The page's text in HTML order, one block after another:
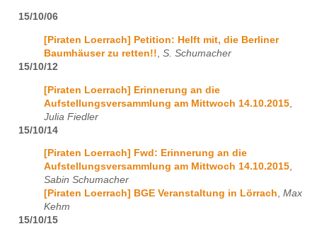
15/10/06
[Piraten Loerrach] Petition: Helft mit, die Berliner
Baumhäuser zu retten!! S. Schumacher
15/10/12
[Piraten Loerrach] Erinnerung an die
Aufstellungsversammlung am Mittwoch 14.10.2015
Julia Fiedler
15/10/14
[Piraten Loerrach] Fwd: Erinnerung an die
Aufstellungsversammlung am Mittwoch 14.10.2015,
Sabin Schumacher
[Piraten Loerrach] BGE Veranstaltung in Lörrach, Max
Kehm
15/10/15